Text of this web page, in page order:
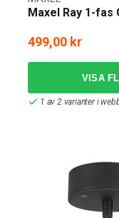
Maxel Ray 1-fas
499,00 kr
1 av 2 varianter i